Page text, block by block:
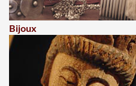
Bijoux